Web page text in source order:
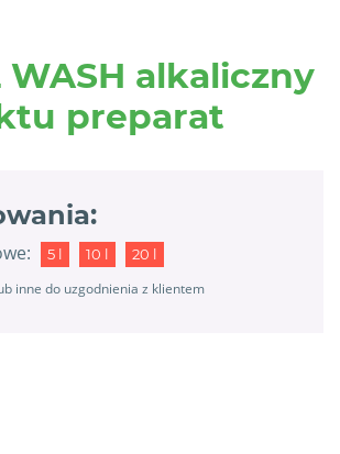
WASH alkaliczny
preparat
5 l 10 l 20 l
inne do uzgodnienia z klientem